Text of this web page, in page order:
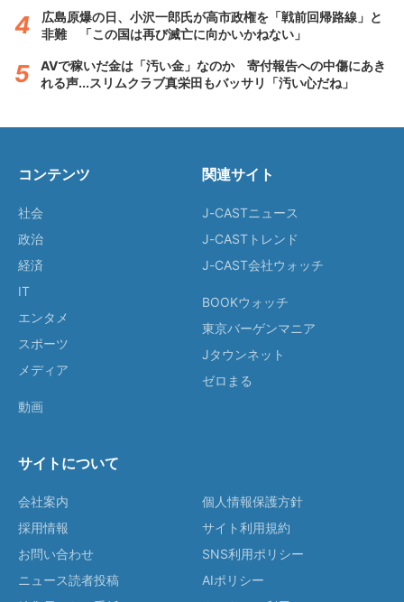
広島原爆の日、小沢一郎氏が高市政権を「戦前回帰路線」と
非難 「この国は再び滅亡に向かいかねない」
AVで稼いだ金は「汚い金」なのか 寄付報告への中傷にあき
れる声...スリムクラブ真栄田もバッサリ「汚い心だね」
コンテンツ
社会
政治
経済
IT
エンタメ
スポーツ
メディア
動画
関連サイト
J-CASTニュース
J-CASTトレンド
J-CAST会社ウォッチ
BOOKウォッチ
東京バーゲンマニア
Jタウンネット
ゼロまる
サイトについて
会社案内
採用情報
お問い合わせ
ニュース読者投稿
個人情報保護方針
サイト利用規約
SNS利用ポリシー
AIポリシー